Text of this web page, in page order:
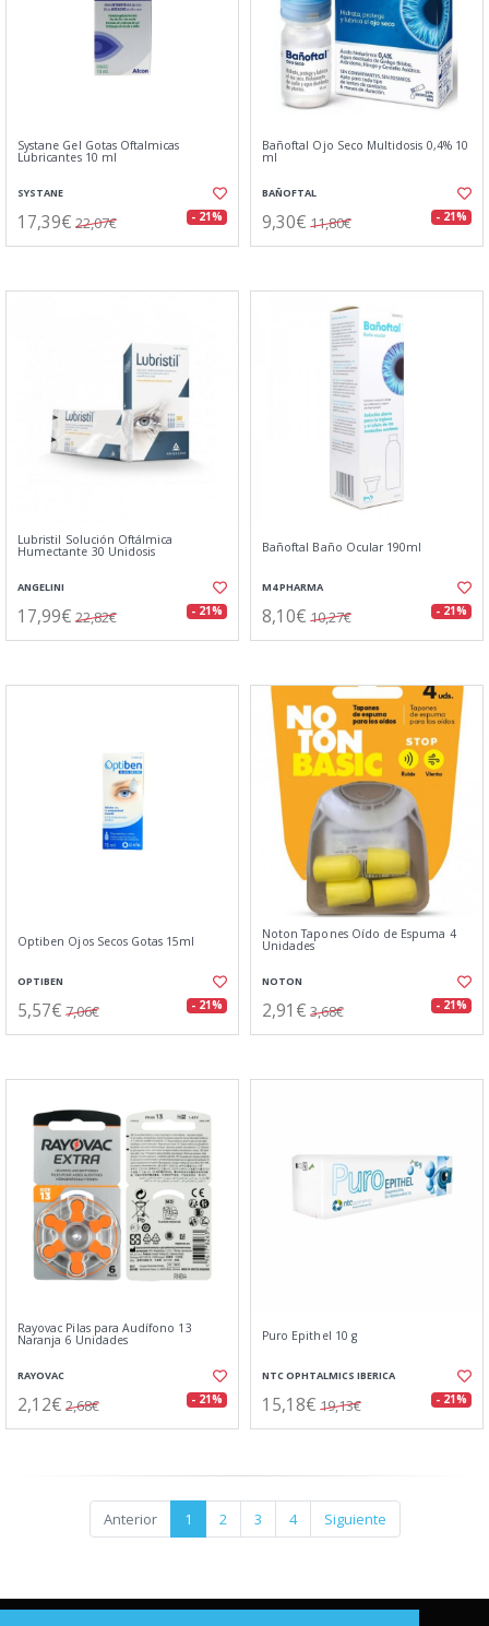
Systane Gel Gotas Oftalmicas
Lubricantes 10 ml
SYSTANE
17,39€ 22,07€ - 21%
Bañoftal Ojo Seco Multidosis 0,4% 10
ml
BAÑOFTAL
9,30€ 11,80€ - 21%
Lubristil Solución Oftálmica
Humectante 30 Unidosis
ANGELINI
17,99€ 22,82€ - 21%
Bañoftal Baño Ocular 190ml
M4 PHARMA
8,10€ 10,27€ - 21%
Optiben Ojos Secos Gotas 15ml
OPTIBEN
5,57€ 7,06€ - 21%
Noton Tapones Oído de Espuma 4
Unidades
NOTON
2,91€ 3,68€ - 21%
Rayovac Pilas para Audífono 13
Naranja 6 Unidades
RAYOVAC
2,12€ 2,68€ - 21%
Puro Epithel 10 g
NTC OPHTALMICS IBERICA
15,18€ 19,13€ - 21%
Anterior 1 2 3 4 Siguiente